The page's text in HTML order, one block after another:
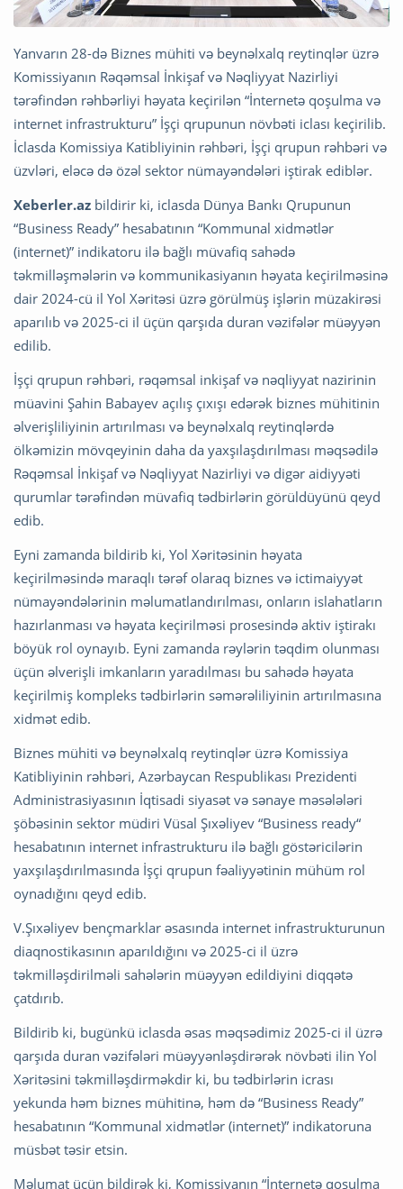
Yanvarın 28-də Biznes mühiti və beynəlxalq reytinqlər üzrə
Komissiyanın Rəqəmsal İnkişaf və Nəqliyyat Nazirliyi
tərəfindən rəhbərliyi həyata keçirilən “İnternetə qoşulma və
internet infrastrukturu” İşçi qrupunun növbəti iclası keçirilib.
İclasda Komissiya Katibliyinin rəhbəri, İşçi qrupun rəhbəri və
üzvləri, eləcə də özəl sektor nümayəndələri iştirak ediblər.
Xeberler.az bildirir ki, iclasda Dünya Bankı Qrupunun
“Business Ready” hesabatının “Kommunal xidmətlər
(internet)” indikatoru ilə bağlı müvafiq sahədə
təkmilləşmələrin və kommunikasiyanın həyata keçirilməsinə
dair 2024-cü il Yol Xəritəsi üzrə görülmüş işlərin müzakirəsi
aparılıb və 2025-ci il üçün qarşıda duran vəzifələr müəyyən
edilib.
İşçi qrupun rəhbəri, rəqəmsal inkişaf və nəqliyyat nazirinin
müavini Şahin Babayev açılış çıxışı edərək biznes mühitinin
əlverişliliyinin artırılması və beynəlxalq reytinqlərdə
ölkəmizin mövqeyinin daha da yaxşılaşdırılması məqsədilə
Rəqəmsal İnkişaf və Nəqliyyat Nazirliyi və digər aidiyyəti
qurumlar tərəfindən müvafiq tədbirlərin görüldüyünü qeyd
edib.
Eyni zamanda bildirib ki, Yol Xəritəsinin həyata
keçirilməsində maraqlı tərəf olaraq biznes və ictimaiyyət
nümayəndələrinin məlumatlandırılması, onların islahatların
hazırlanması və həyata keçirilməsi prosesində aktiv iştirakı
böyük rol oynayıb. Eyni zamanda rəylərin təqdim olunması
üçün əlverişli imkanların yaradılması bu sahədə həyata
keçirilmiş kompleks tədbirlərin səmərəliliyinin artırılmasına
xidmət edib.
Biznes mühiti və beynəlxalq reytinqlər üzrə Komissiya
Katibliyinin rəhbəri, Azərbaycan Respublikası Prezidenti
Administrasiyasının İqtisadi siyasət və sənaye məsələləri
şöbəsinin sektor müdiri Vüsal Şıxəliyev “Business ready“
hesabatının internet infrastrukturu ilə bağlı göstəricilərin
yaxşılaşdırılmasında İşçi qrupun fəaliyyətinin mühüm rol
oynadığını qeyd edib.
V.Şıxəliyev bençmarklar əsasında internet infrastrukturunun
diaqnostikasının aparıldığını və 2025-ci il üzrə
təkmilləşdirilməli sahələrin müəyyən edildiyini diqqətə
çatdırıb.
Bildirib ki, bugünkü iclasda əsas məqsədimiz 2025-ci il üzrə
qarşıda duran vəzifələri müəyyənləşdirərək növbəti ilin Yol
Xəritəsini təkmilləşdirməkdir ki, bu tədbirlərin icrası
yekunda həm biznes mühitinə, həm də “Business Ready”
hesabatının “Kommunal xidmətlər (internet)” indikatoruna
müsbət təsir etsin.
Məlumat üçün bildirək ki, Komissiyanın “İnternetə qoşulma